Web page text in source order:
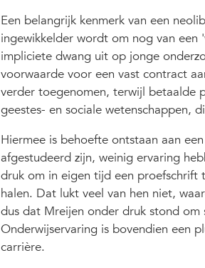
Een belangrijk kenmerk van een
ingewikkelder wordt om nog van een
impliciete dwang uit op jonge
voorwaarde voor een vast contract
verder toegenomen, terwijl betaalde
geestes- en sociale wetenschappen,
Hiermee is behoefte ontstaan aan
afgestudeerd zijn, weinig ervaring
druk om in eigen tijd een proefschrift
halen. Dat lukt veel van hen niet,
dus dat Mreijen onder druk stond
Onderwijservaring is bovendien een
carrière.